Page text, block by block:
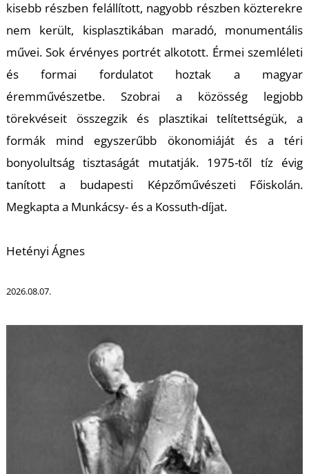
kisebb részben felállított, nagyobb részben közterekre
nem került, kisplasztikában maradó, monumentális
művei. Sok érvényes portrét alkotott. Érmei szemléleti
és formai fordulatot hoztak a magyar
éremművészetbe. Szobrai a közösség legjobb
törekvéseit összegzik és plasztikai telítettségük, a
formák mind egyszerűbb ökonomiáját és a téri
bonyolultság tisztaságát mutatják. 1975-től tíz évig
tanított a budapesti Képzőművészeti Főiskolán.
Megkapta a Munkácsy- és a Kossuth-díjat.
Hetényi Ágnes
2026.08.07.